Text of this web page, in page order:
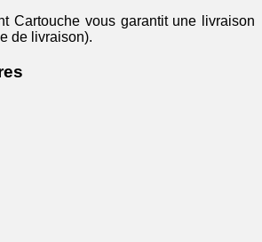
Cartouche vous garantit une livraison
de livraison).